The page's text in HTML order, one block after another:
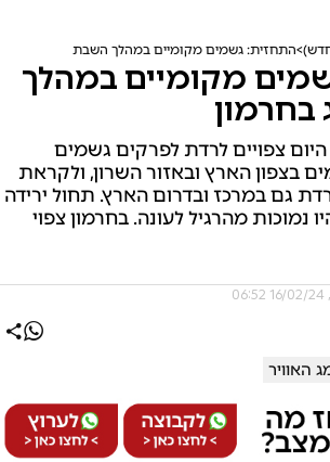
התחזית: גשמים מקומיים במהלך השבת; שלג בחרמון
מקומיים במהלך
צפויים לרדת לפרקים גשמים
בצפון הארץ ובאזור השרון, ולקראת
גם במרכז ובדרום הארץ. תחול ירידה
נמוכות מהרגיל לעונה. בחרמון צפוי
האוויר